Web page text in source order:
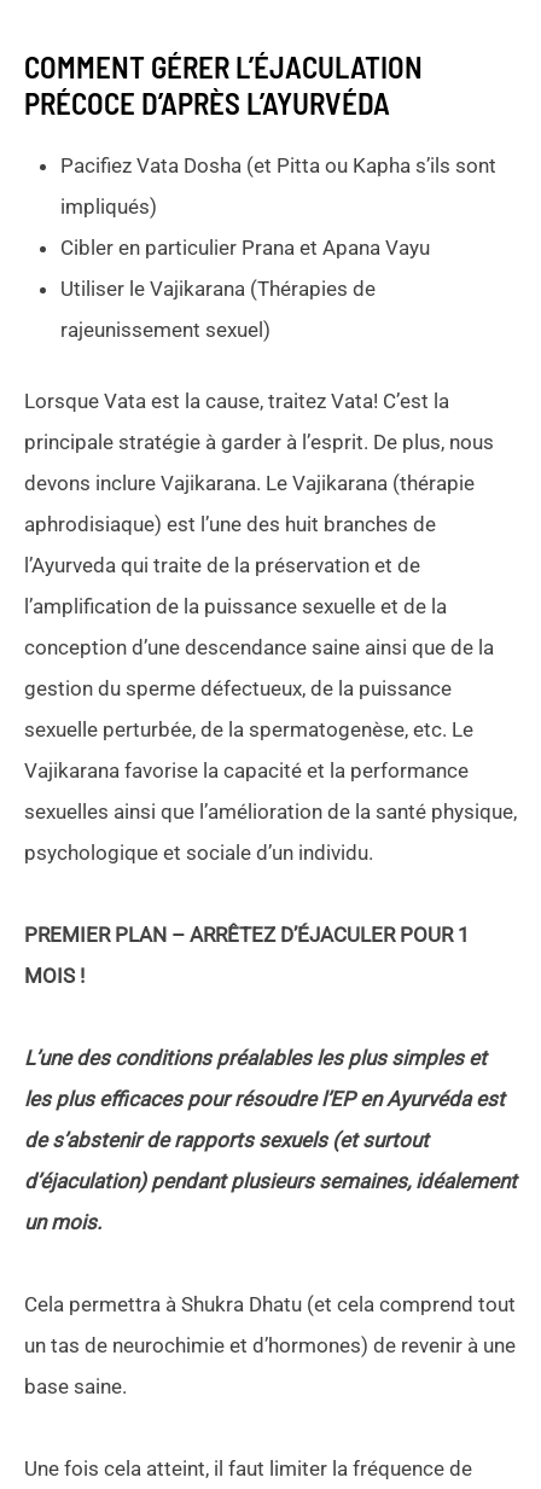
COMMENT GÉRER L’ÉJACULATION
PRÉCOCE D’APRÈS L’AYURVÉDA
Pacifiez Vata Dosha (et Pitta ou Kapha s’ils sont
impliqués)
Cibler en particulier Prana et Apana Vayu
Utiliser le Vajikarana (Thérapies de
rajeunissement sexuel)
Lorsque Vata est la cause, traitez Vata! C’est la
principale stratégie à garder à l’esprit. De plus, nous
devons inclure Vajikarana. Le Vajikarana (thérapie
aphrodisiaque) est l’une des huit branches de
l’Ayurveda qui traite de la préservation et de
l’amplification de la puissance sexuelle et de la
conception d’une descendance saine ainsi que de la
gestion du sperme défectueux, de la puissance
sexuelle perturbée, de la spermatogenèse, etc. Le
Vajikarana favorise la capacité et la performance
sexuelles ainsi que l’amélioration de la santé physique,
psychologique et sociale d’un individu.
PREMIER PLAN – ARRÊTEZ D’ÉJACULER POUR 1
MOIS !
L’une des conditions préalables les plus simples et
les plus efficaces pour résoudre l’EP en Ayurvéda est
de s’abstenir de rapports sexuels (et surtout
d’éjaculation) pendant plusieurs semaines, idéalement
un mois.
Cela permettra à Shukra Dhatu (et cela comprend tout
un tas de neurochimie et d’hormones) de revenir à une
base saine.
Une fois cela atteint, il faut limiter la fréquence de